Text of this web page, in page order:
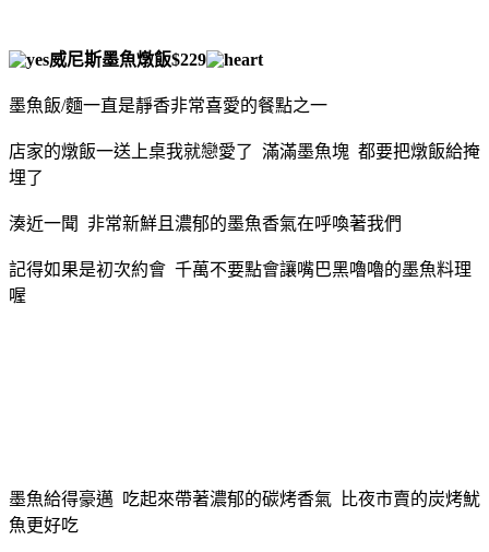
威尼斯墨魚燉飯$229
墨魚飯/麵一直是靜香非常喜愛的餐點之一
店家的燉飯一送上桌我就戀愛了 滿滿墨魚塊 都要把燉飯給掩
埋了
湊近一聞 非常新鮮且濃郁的墨魚香氣在呼喚著我們
記得如果是初次約會 千萬不要點會讓嘴巴黑嚕嚕的墨魚料理
喔
墨魚給得豪邁 吃起來帶著濃郁的碳烤香氣 比夜市賣的炭烤魷
魚更好吃